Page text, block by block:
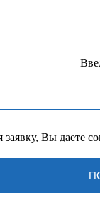
заявку, Вы даете